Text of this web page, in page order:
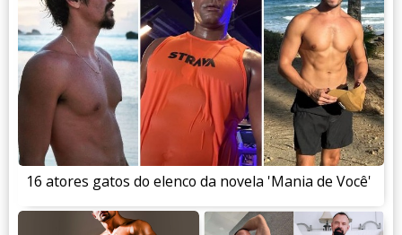
16 atores gatos do elenco da novela 'Mania de Você'